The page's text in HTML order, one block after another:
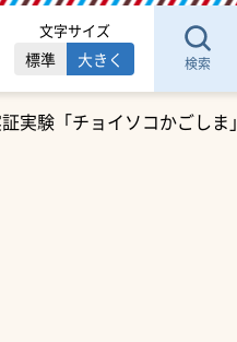
文字サイズ
標準 大きく 検索
実験「チョイソコかごしま」